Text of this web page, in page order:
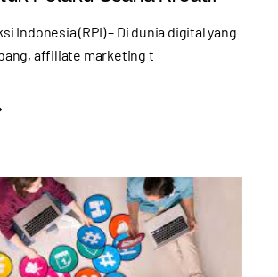
Indonesia (RPI) – Di dunia digital yang
affiliate marketing t